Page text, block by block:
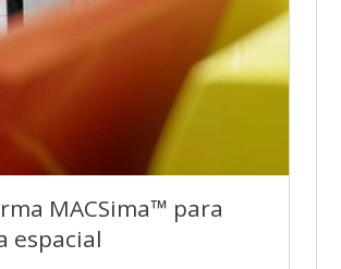
MACSima™ para
espacial